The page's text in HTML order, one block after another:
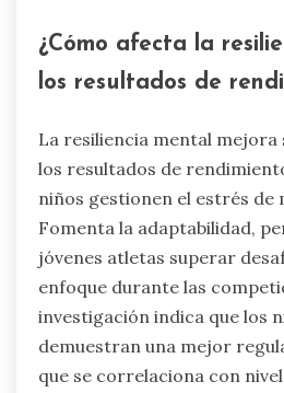
¿Cómo afecta la
los resultados de
La resiliencia mental
los resultados de
niños gestionen el estrés de
Fomenta la adaptabilidad,
jóvenes atletas superar
enfoque durante las
investigación indica que los
demuestran una mejor
que se correlaciona con